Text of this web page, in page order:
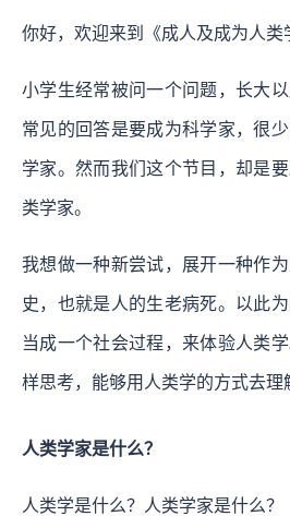
你好，欢迎来到《成人及成为人类
小学生经常被问一个问题，长大
常见的回答是要成为科学家，很
学家。然而我们这个节目，却是
类学家。
我想做一种新尝试，展开一种作为
史，也就是人的生老病死。以此
当成一个社会过程，来体验人类
样思考，能够用人类学的方式去理
人类学家是什么？
人类学是什么？人类学家是什么？